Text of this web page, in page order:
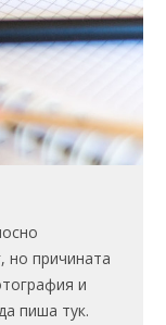
но причината
и
пиша тук.